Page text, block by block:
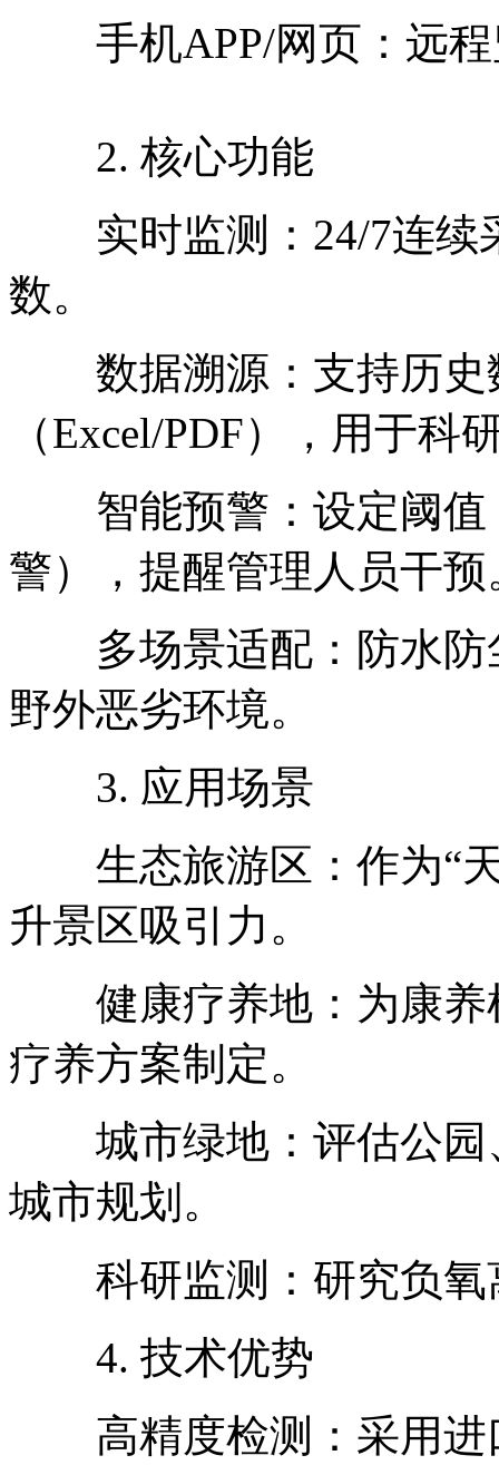
手机APP/网页：远程
2. 核心功能
实时监测：24/7连续
数。
数据溯源：支持历史
（Excel/PDF），用于科
智能预警：设定阈值
警），提醒管理人员干预
多场景适配：防水防
野外恶劣环境。
3. 应用场景
生态旅游区：作为“天
升景区吸引力。
健康疗养地：为康养
疗养方案制定。
城市绿地：评估公园
城市规划。
科研监测：研究负氧
4. 技术优势
高精度检测：采用进